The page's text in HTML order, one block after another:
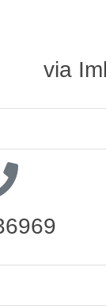
via